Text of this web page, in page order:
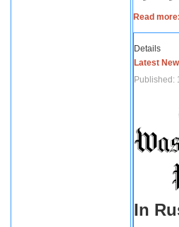
Details
Latest
Published:
In